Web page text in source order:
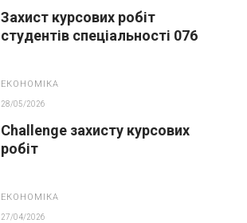
Захист курсових робіт
студентів спеціальності 076
ЕКОНОМІКА
28/05/2026
Challenge захисту курсових
робіт
ЕКОНОМІКА
27/04/2026